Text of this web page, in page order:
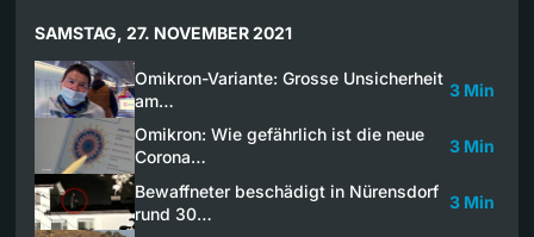
SAMSTAG, 27. NOVEMBER 2021
Omikron-Variante: Grosse Unsicherheit
am…
3 Min
Omikron: Wie gefährlich ist die neue
Corona…
3 Min
Bewaffneter beschädigt in Nürensdorf
rund 30…
3 Min